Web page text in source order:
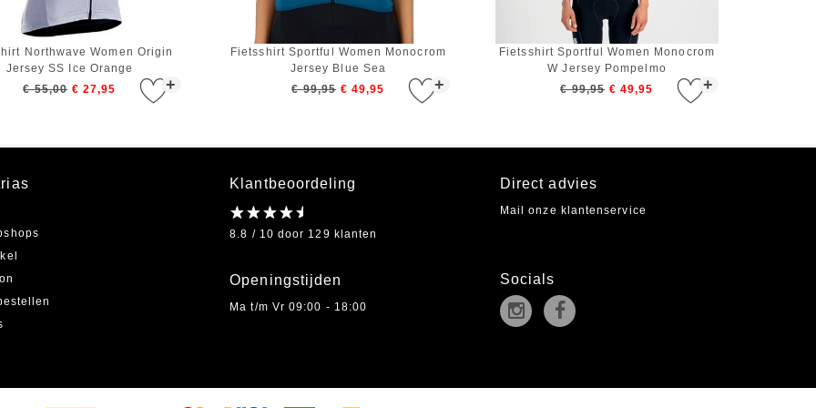
+
Northwave Women Origin
Jersey SS Ice Orange
€ 55,00 € 27,95 +
Fietsshirt Sportful Women Monocrom
Jersey Blue Sea
€ 99,95 € 49,95 +
Fietsshirt Sportful Women Monocrom
W Jersey Pompelmo
€ 99,95 € 49,95
Klantbeoordeling
8.8 / 10 door 129 klanten
Openingstijden
Ma t/m Vr 09:00 - 18:00
Direct advies
Mail onze klantenservice
Socials